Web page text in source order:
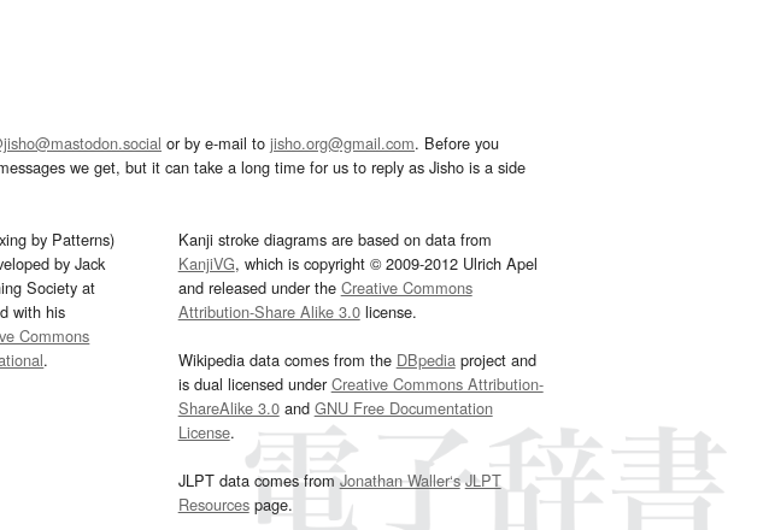
or by e-mail to jisho.org@gmail.com. Before you
we get, but it can take a long time for us to reply as Jisho is a side
by Patterns)
by Jack
Society at
with his
Commons
.
Kanji stroke diagrams are based on data from
KanjiVG, which is copyright © 2009-2012 Ulrich Apel
and released under the Creative Commons
Attribution-Share Alike 3.0license.
Wikipedia data comes from the DBpediaproject and
is dual licensed underCreative Commons Attribution-
ShareAlike 3.0and GNU Free Documentation
License.
JLPT data comes fromJonathan Waller‘s JLPT
Resourcespage.